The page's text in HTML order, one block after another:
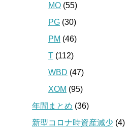
MO (55)
PG (30)
PM (46)
T (112)
WBD (47)
XOM (95)
年間まとめ (36)
新型コロナ時資産減少 (4)